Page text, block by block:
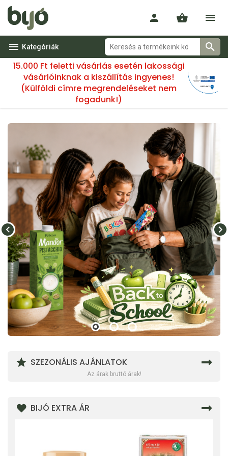
Kategóriák
15.000 Ft feletti vásárlás esetén lakossági
vásárlóinknak a kiszállítás ingyenes!
(Külföldi címre megrendeléseket nem
fogadunk!)
SZEZONÁLIS AJÁNLATOK
Az árak bruttó árak!
BIJÓ EXTRA ÁR